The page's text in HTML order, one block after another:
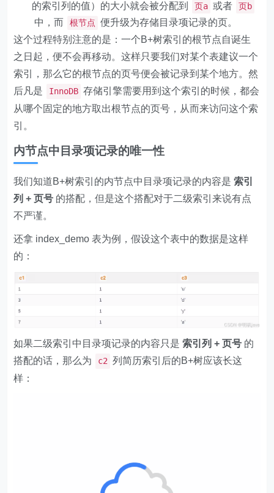
的索引列的值）的大小就会被分配到
页a 或者 页b
中，而 根节点 便升级为存储目录项记录的页。
这个过程特别注意的是：一个B+树索引的根节点自诞生
之日起，便不会再移动。这样只要我们对某个表建议一个
索引，那么它的根节点的页号便会被记录到某个地方。然
后凡是
InnoDB 存储引擎需要用到这个索引的时候，都会
从哪个固定的地方取出根节点的页号，从而来访问这个索
引。
内节点中目录项记录的唯一性
我们知道B+树索引的内节点中目录项记录的内容是索引
列 + 页号 的搭配，但是这个搭配对于二级索引来说有点
不严谨。
还拿 index_demo 表为例，假设这个表中的数据是这样
的：
如果二级索引中目录项记录的内容只是索引列 + 页号 的
搭配的话，那么为
c2 列简历索引后的B+树应该长这
样：